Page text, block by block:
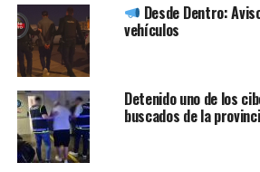
Desde Dentro:
vehículos
Detenido uno de los
buscados de la